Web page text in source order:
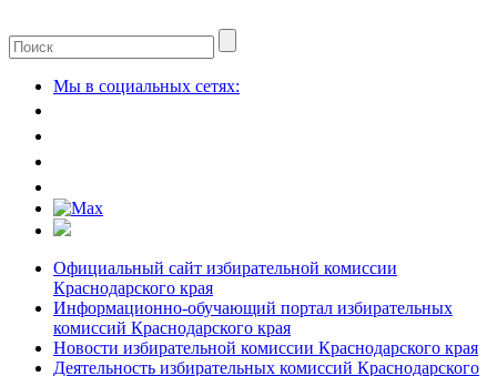
Мы в социальных сетях:
Официальный сайт избирательной комиссии
Краснодарского края
Информационно-обучающий портал избирательных
комиссий Краснодарского края
Новости избирательной комиссии Краснодарского края
Деятельность избирательных комиссий Краснодарского